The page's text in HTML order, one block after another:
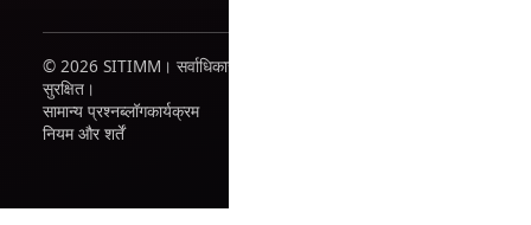
© 2026 SITIMM। सर्वाधिकार
सुरक्षित।
सामान्य प्रश्नब्लॉगकार्यक्रम
नियम और शर्तें